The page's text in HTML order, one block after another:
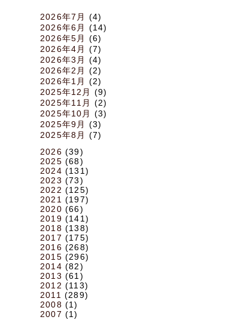
2026年7月
(4)
2026年6月
(14)
2026年5月
(6)
2026年4月
(7)
2026年3月
(4)
2026年2月
(2)
2026年1月
(2)
2025年12月
(9)
2025年11月
(2)
2025年10月
(3)
2025年9月
(3)
2025年8月
(7)
2026 (39)
2025 (68)
2024 (131)
2023 (73)
2022 (125)
2021 (197)
2020 (66)
2019 (141)
2018 (138)
2017 (175)
2016 (268)
2015 (296)
2014 (82)
2013 (61)
2012 (113)
2011 (289)
2008 (1)
2007 (1)